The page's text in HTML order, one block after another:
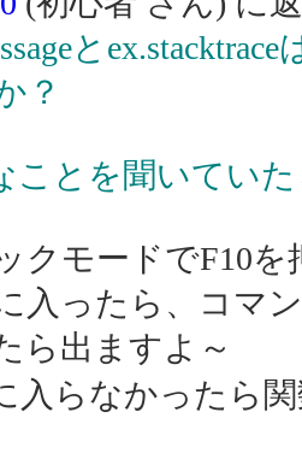
と
？
ことを聞いてい
クモードでF10を
入ったら、コマ
ら出ますよ～
入らなかったら